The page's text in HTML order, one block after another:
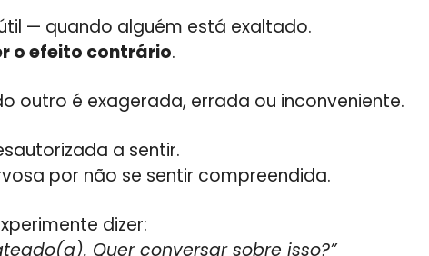
— quando alguém está exaltado.
o efeito contrário.
outro é exagerada, errada ou inconveniente.
a sentir.
por não se sentir compreendida.
dizer:
Quer conversar sobre isso?”